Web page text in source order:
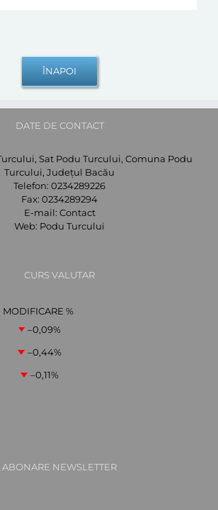
DATE DE CONTACT
Sat Podu Turcului, Comuna Podu
Turcului, Județul Bacău
Telefon: 0234289226
Fax: 0234289294
E-mail: Contact
Web: Podu Turcului
CURS VALUTAR
MODIFICARE %
–0,09%
–0,44%
–0,11%
ABONARE NEWSLETTER